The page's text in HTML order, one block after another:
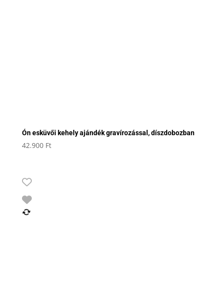
Ón esküvői kehely ajándék gravírozással, díszdobozban
42.900 Ft